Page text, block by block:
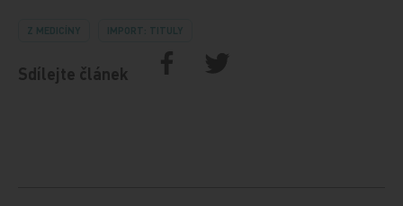
Z MEDICÍNY IMPORT: TITULY
Sdílejte článek